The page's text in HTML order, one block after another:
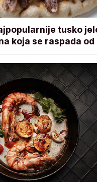
tusko
koja se raspada od